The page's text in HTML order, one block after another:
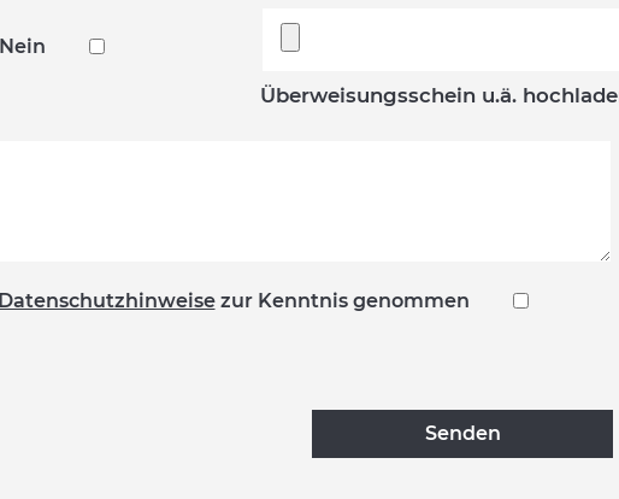
Nein
Überweisungsschein u.ä.
Datenschutzhinweisezur Kenntnis genommen
Senden